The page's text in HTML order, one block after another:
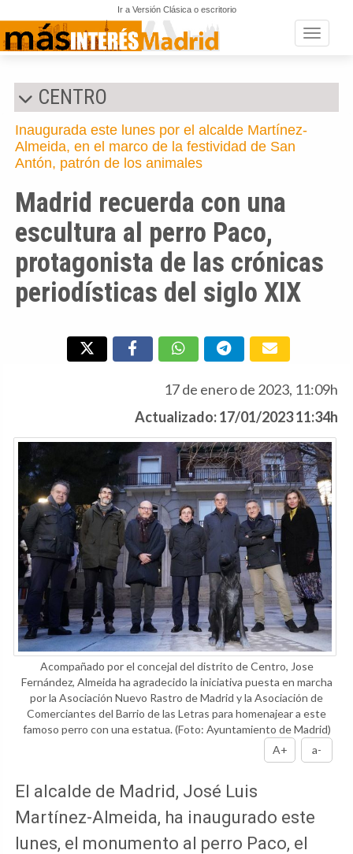
Ir a Versión Clásica o escritorio
Toggle
CENTRO
Inaugurada este lunes por el alcalde Martínez-
Almeida, en el marco de la festividad de San
Antón, patrón de los animales
Madrid recuerda con una
escultura al perro Paco,
protagonista de las crónicas
periodísticas del siglo XIX
17 de enero de 2023, 11:09h
Actualizado: 17/01/2023 11:34h
Acompañado por el concejal del distrito de Centro, Jose
Fernández, Almeida ha agradecido la iniciativa puesta en marcha
por la Asociación Nuevo Rastro de Madrid y la Asociación de
Comerciantes del Barrio de las Letras para homenajear a este
famoso perro con una estatua.(Foto: Ayuntamiento de Madrid)
A+
a-
El alcalde de Madrid, José Luis
Martínez-Almeida, ha inaugurado este
lunes, el monumento al perro Paco, el